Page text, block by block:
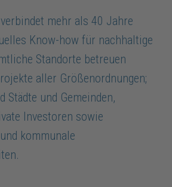
mehr als 40 Jahre
Know-how für nachhaltige
Standorte betreuen
aller Größenordnungen;
Städte und Gemeinden,
Investoren sowie
kommunale